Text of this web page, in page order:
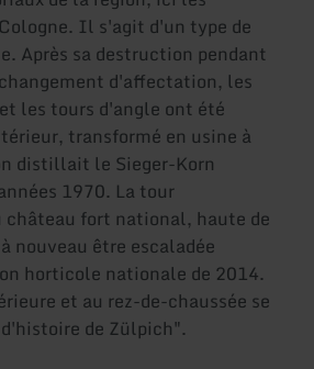
Il s'agit d'un type de
Après sa destruction pendant
d'affectation, les
les tours d'angle ont été
transformé en usine à
distillait le Sieger-Korn
1970. La tour
château fort national, haute de
nouveau être escaladée
horticole nationale de 2014.
et au rez-de-chaussée se
de Zülpich".